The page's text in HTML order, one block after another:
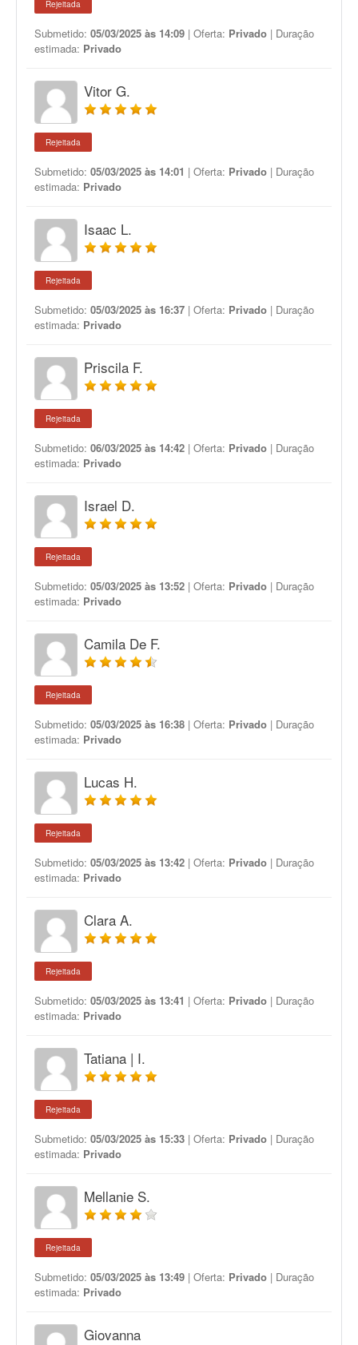
Rejeitada
Submetido: 05/03/2025 às 14:09 | Oferta: Privado | Duração
estimada: Privado
Vitor G.
Rejeitada
Submetido: 05/03/2025 às 14:01 | Oferta: Privado | Duração
estimada: Privado
Isaac L.
Rejeitada
Submetido: 05/03/2025 às 16:37 | Oferta: Privado | Duração
estimada: Privado
Priscila F.
Rejeitada
Submetido: 06/03/2025 às 14:42 | Oferta: Privado | Duração
estimada: Privado
Israel D.
Rejeitada
Submetido: 05/03/2025 às 13:52 | Oferta: Privado | Duração
estimada: Privado
Camila De F.
Rejeitada
Submetido: 05/03/2025 às 16:38 | Oferta: Privado | Duração
estimada: Privado
Lucas H.
Rejeitada
Submetido: 05/03/2025 às 13:42 | Oferta: Privado | Duração
estimada: Privado
Clara A.
Rejeitada
Submetido: 05/03/2025 às 13:41 | Oferta: Privado | Duração
estimada: Privado
Tatiana | I.
Rejeitada
Submetido: 05/03/2025 às 15:33 | Oferta: Privado | Duração
estimada: Privado
Mellanie S.
Rejeitada
Submetido: 05/03/2025 às 13:49 | Oferta: Privado | Duração
estimada: Privado
Giovanna